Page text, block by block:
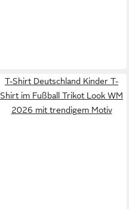
T-Shirt Deutschland Kinder T-
Shirt im Fußball Trikot Look WM
2026 mit trendigem Motiv